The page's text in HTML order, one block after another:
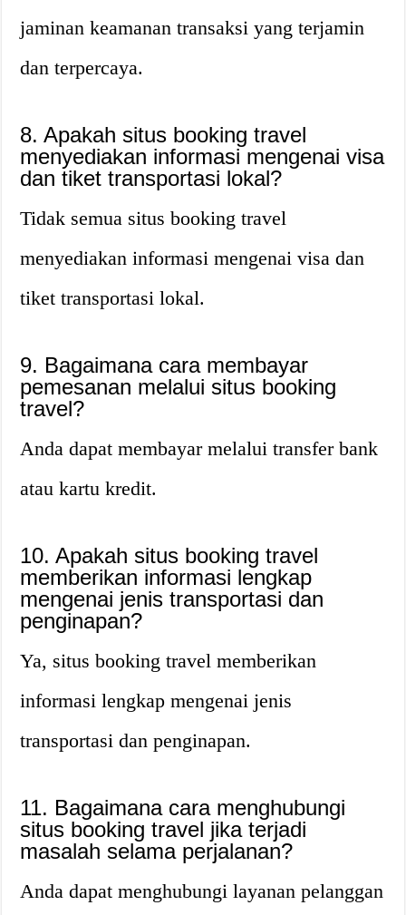
jaminan keamanan transaksi yang terjamin
dan terpercaya.
8. Apakah situs booking travel
menyediakan informasi mengenai visa
dan tiket transportasi lokal?
Tidak semua situs booking travel
menyediakan informasi mengenai visa dan
tiket transportasi lokal.
9. Bagaimana cara membayar
pemesanan melalui situs booking
travel?
Anda dapat membayar melalui transfer bank
atau kartu kredit.
10. Apakah situs booking travel
memberikan informasi lengkap
mengenai jenis transportasi dan
penginapan?
Ya, situs booking travel memberikan
informasi lengkap mengenai jenis
transportasi dan penginapan.
11. Bagaimana cara menghubungi
situs booking travel jika terjadi
masalah selama perjalanan?
Anda dapat menghubungi layanan pelanggan